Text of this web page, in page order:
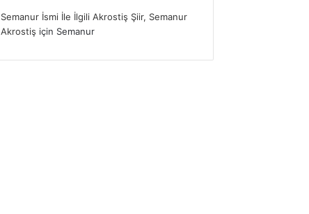
Semanur İsmi İle İlgili Akrostiş Şiir, Semanur
Akrostiş için Semanur